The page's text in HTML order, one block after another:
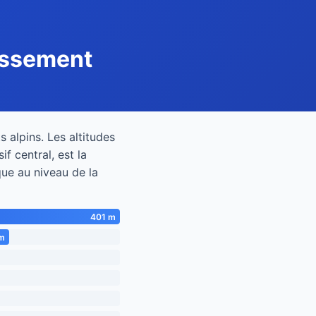
alpins. Les altitudes
central, est la
au niveau de la
401 m